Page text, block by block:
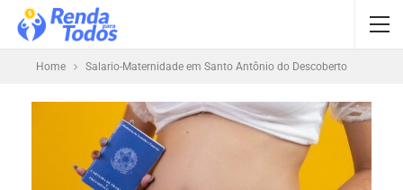
Home Salario-Maternidade em Santo Antônio do Descoberto